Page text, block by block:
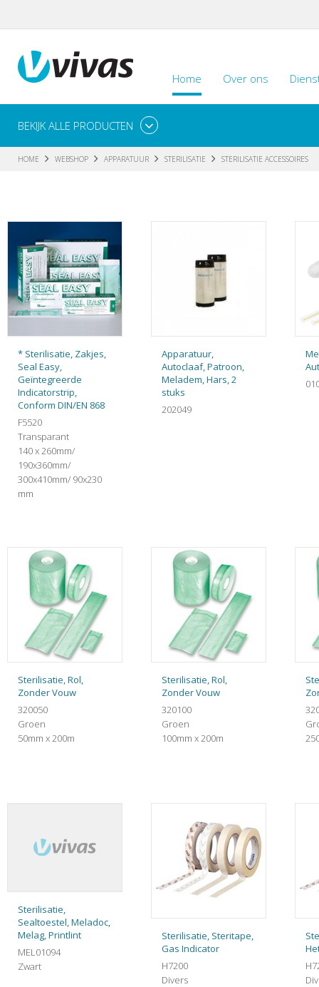
Home Over ons
BEKIJK ALLE PRODUCTEN
HOME WEBSHOP APPARATUUR STERILISATIE STERILISATIE ACCESSOIRES
* Sterilisatie, Zakjes,
Seal Easy,
Geïntegreerde
Indicatorstrip,
Conform DIN/EN 868
F5520
Transparant
140 x 260mm/
190x360mm/
300x410mm/ 90x230
mm
Apparatuur,
Autoclaaf, Patroon,
Meladem, Hars, 2
stuks
202049
Sterilisatie, Rol,
Zonder Vouw
320050
Groen
50mm x 200m
Sterilisatie, Rol,
Zonder Vouw
320100
Groen
100mm x 200m
Sterilisatie,
Sealtoestel, Meladoc,
Melag, Printlint
MEL01094
Zwart
Sterilisatie, Steritape,
Gas Indicator
H7200
Divers